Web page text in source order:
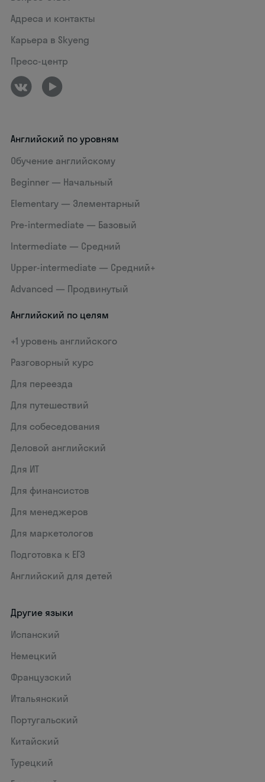
Адреса и контакты
Карьера в Skyeng
Пресс-центр
Английский по уровням
Обучение английскому
Beginner — Начальный
Elementary — Элементарный
Pre-intermediate — Базовый
Intermediate — Средний
Upper-intermediate — Средний+
Advanced — Продвинутый
Английский по целям
+1 уровень английского
Разговорный курс
Для переезда
Для путешествий
Для собеседования
Деловой английский
Для ИТ
Для финансистов
Для менеджеров
Для маркетологов
Подготовка к ЕГЭ
Английский для детей
Другие языки
Испанский
Немецкий
Французский
Итальянский
Португальский
Китайский
Турецкий